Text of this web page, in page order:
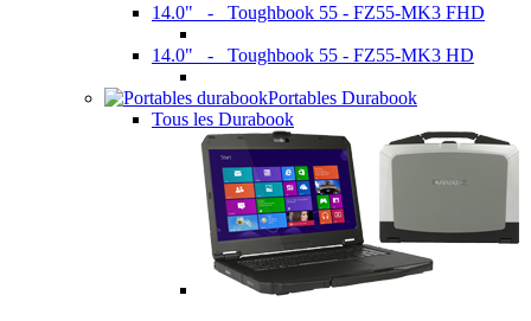
14.0" - Toughbook 55 - FZ55-MK3 FHD
14.0" - Toughbook 55 - FZ55-MK3 HD
Portables Durabook
Tous les Durabook